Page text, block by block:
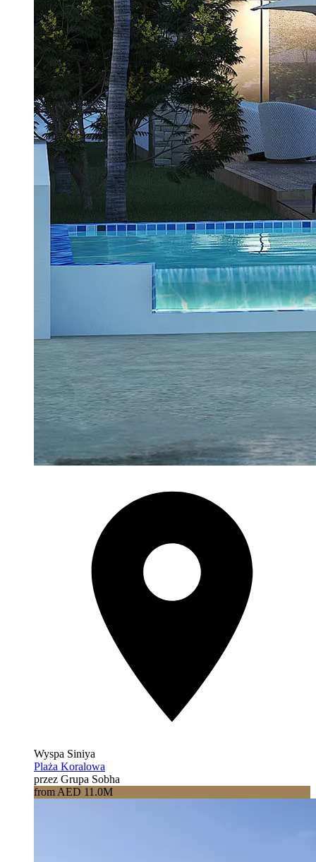
Wyspa Siniya
Plaża Koralowa
przez Grupa Sobha
from AED 11.0M